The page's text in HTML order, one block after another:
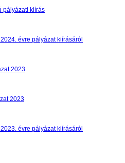
pályázati kiírás
évre pályázat kiírásáról
2023
2023
évre pályázat kiírásáról